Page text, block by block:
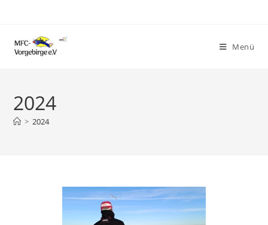
Menü
2024
> 2024